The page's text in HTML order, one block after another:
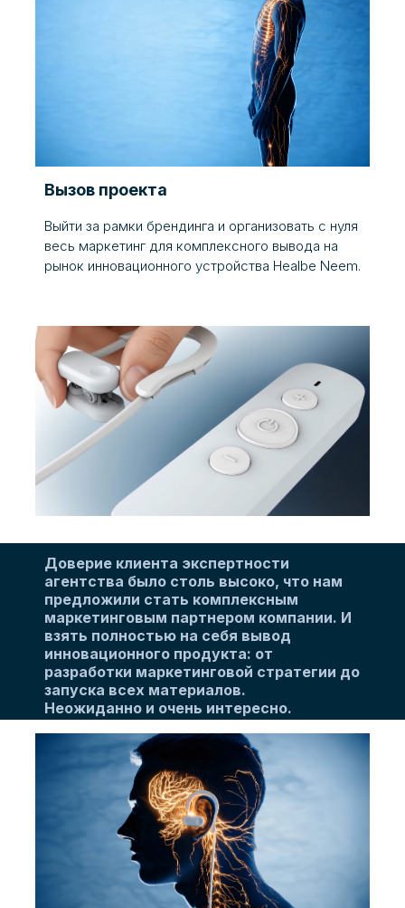
Выйти за рамки брендинга и организовать с нуля
весь маркетинг для комплексного вывода на
рынок инновационного устройства Healbe Neem.
Вызов проекта
Доверие клиента экспертности
агентства было столь высоко, что нам
предложили стать комплексным
маркетинговым партнером компании. И
взять полностью на себя вывод
инновационного продукта: от
разработки маркетинговой стратегии до
запуска всех материалов.
Неожиданно и очень интересно.